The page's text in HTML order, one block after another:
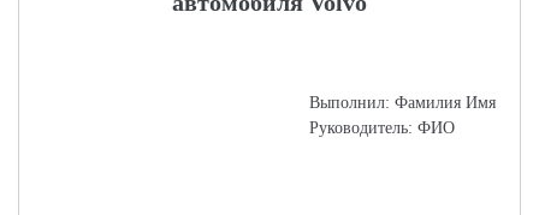
Выполнил: Фамилия Имя
Руководитель: ФИО